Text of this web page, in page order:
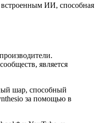
встроенным ИИ, способная
является
шар, способный
за помощью в